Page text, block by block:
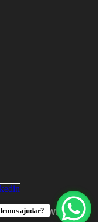
SP | WIT
ajudar?